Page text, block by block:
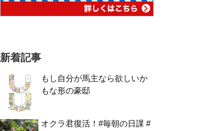
新着記事
もし自分が馬主なら欲しいか
もな形の豪邸
オクラ君復活！#毎朝の日課 #